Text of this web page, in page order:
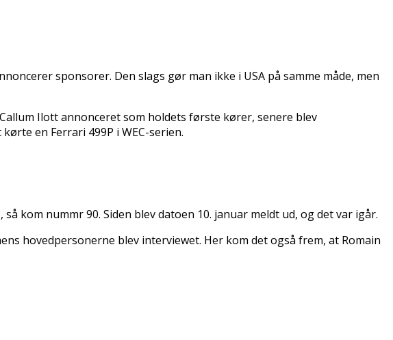
sponsorer. Den slags gør man ikke i USA på samme måde, men
Ilott annonceret som holdets første kører, senere blev
en Ferrari 499P i WEC-serien.
kom nummr 90. Siden blev datoen 10. januar meldt ud, og det var igår.
hovedpersonerne blev interviewet. Her kom det også frem, at Romain